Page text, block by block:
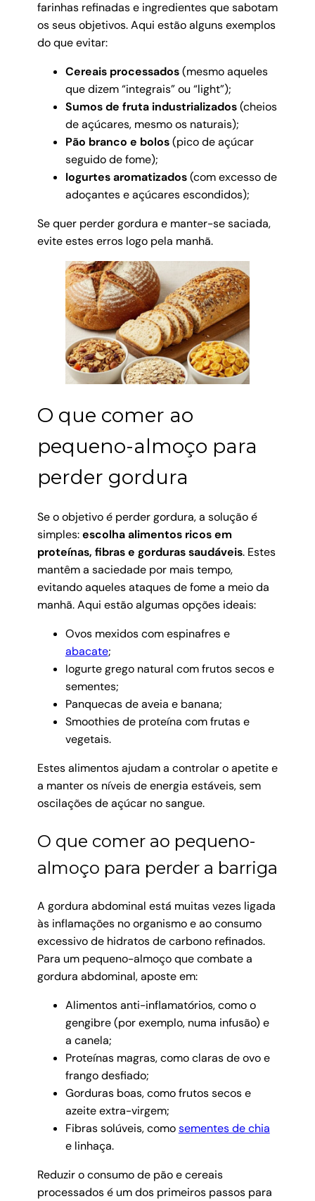
farinhas refinadas e ingredientes que sabotam
os seus objetivos. Aqui estão alguns exemplos
do que evitar:
Cereais processados(mesmo aqueles
que dizem “integrais” ou “light”);
Sumos de fruta industrializados(cheios
de açúcares, mesmo os naturais);
Pão branco e bolos(pico de açúcar
seguido de fome);
Iogurtes aromatizados(com excesso de
adoçantes e açúcares escondidos);
Se quer perder gordura e manter-se saciada,
evite estes erros logo pela manhã.
O que comer ao
pequeno-almoço para
perder gordura
Se o objetivo é perder gordura, a solução é
simples:escolha alimentos ricos em
proteínas, fibras e gorduras saudáveis. Estes
mantêm a saciedade por mais tempo,
evitando aqueles ataques de fome a meio da
manhã. Aqui estão algumas opções ideais:
Ovos mexidos com espinafres e
abacate;
Iogurte grego natural com frutos secos e
sementes;
Panquecas de aveia e banana;
Smoothies de proteína com frutas e
vegetais.
Estes alimentos ajudam a controlar o apetite e
a manter os níveis de energia estáveis, sem
oscilações de açúcar no sangue.
O que comer ao pequeno-
almoço para perder a barriga
A gordura abdominal está muitas vezes ligada
às inflamações no organismo e ao consumo
excessivo de hidratos de carbono refinados.
Para um pequeno-almoço que combate a
gordura abdominal, aposte em:
Alimentos anti-inflamatórios, como o
gengibre (por exemplo, numa infusão) e
a canela;
Proteínas magras, como claras de ovo e
frango desfiado;
Gorduras boas, como frutos secos e
azeite extra-virgem;
Fibras solúveis, comosementes de chia
e linhaça.
Reduzir o consumo de pão e cereais
processados é um dos primeiros passos para